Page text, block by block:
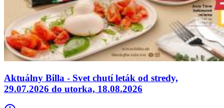
Aktuálny Billa - Svet chutí leták od stredy,
29.07.2026 do utorka, 18.08.2026